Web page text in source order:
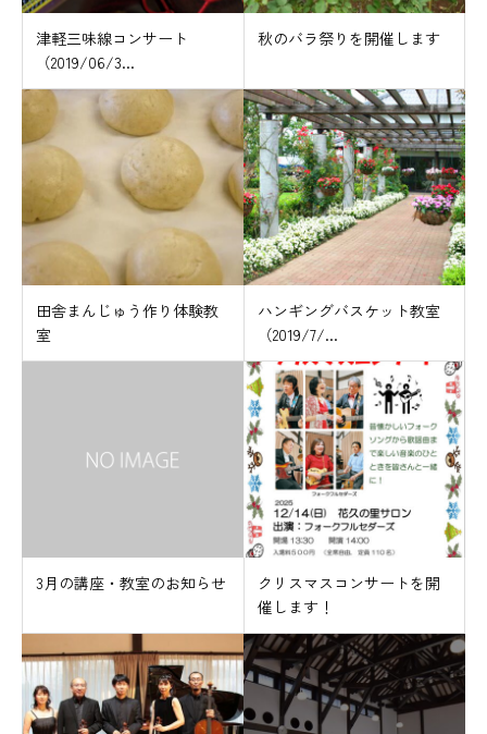
津軽三味線コンサート
（2019/06/3...
秋のバラ祭りを開催します
田舎まんじゅう作り体験教
室
ハンギングバスケット教室
（2019/7/...
3月の講座・教室のお知らせ
クリスマスコンサートを開
催します！